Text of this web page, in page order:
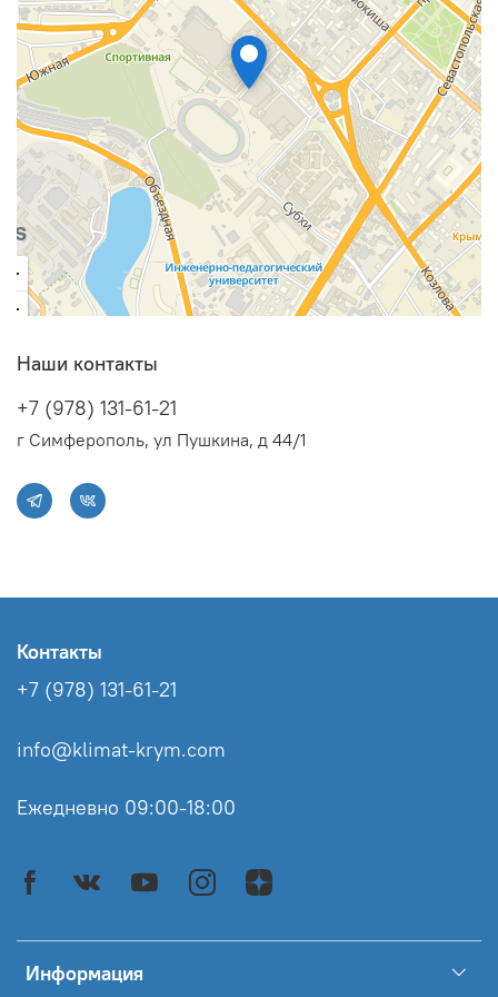
Наши контакты
+7 (978) 131-61-21
г Симферополь, ул Пушкина, д 44/1
Информация
Контакты
+7 (978) 131-61-21
info@klimat-krym.com
Ежедневно 09:00-18:00